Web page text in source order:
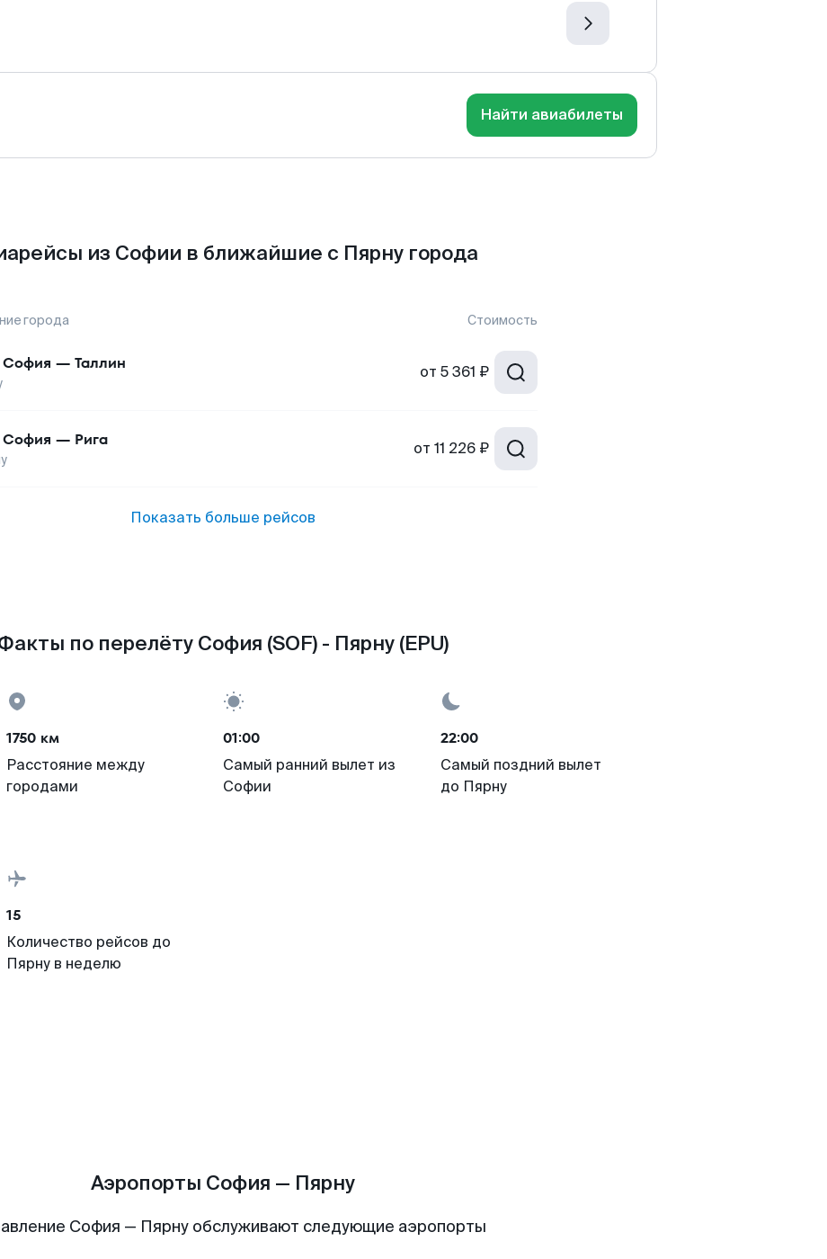
Найти авиабилеты
из Софии в ближайшие с Пярну города
города Стоимость
София — Таллин от 5 361 ₽
София — Рига от 11 226 ₽
Показать больше рейсов
по перелёту София (SOF) - Пярну (EPU)
1750 км
Расстояние между
городами
01:00
Самый ранний вылет из
Софии
22:00
Самый поздний вылет
до Пярну
15
Количество рейсов до
Пярну в неделю
Аэропорты София — Пярну
София — Пярну обслуживают следующие аэропорты